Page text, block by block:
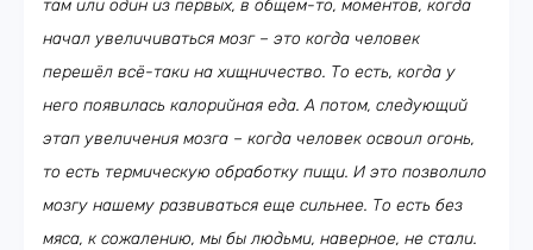
там или один из первых, в общем-то, моментов, когда
начал увеличиваться мозг – это когда человек
перешёл всё-таки на хищничество. То есть, когда у
него появилась калорийная еда. А потом, следующий
этап увеличения мозга – когда человек освоил огонь,
то есть термическую обработку пищи. И это позволило
мозгу нашему развиваться еще сильнее. То есть без
мяса, к сожалению, мы бы людьми, наверное, не стали.